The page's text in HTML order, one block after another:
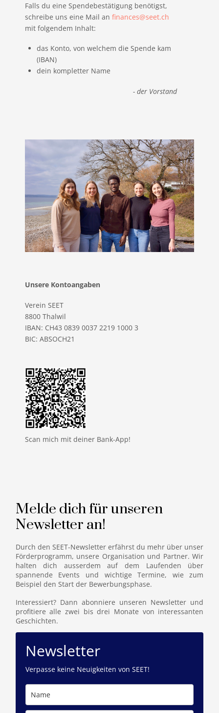
Falls du eine Spendebestätigung benötigst,
schreibe uns eine Mail anfinances@seet.ch
mit folgendem Inhalt:
das Konto, von welchem die Spende kam
(IBAN)
dein kompletter Name
- der Vorstand
Unsere Kontoangaben
Verein SEET
8800 Thalwil
IBAN: CH43 0839 0037 2219 1000 3
BIC: ABSOCH21
Scan mich mit deiner Bank-App!
Melde dich für unseren
Newsletter an!
Durch den SEET-Newsletter erfährst du mehr über unser
Förderprogramm, unsere Organisation und Partner. Wir
halten dich ausserdem auf dem Laufenden über
spannende Events und wichtige Termine, wie zum
Beispiel den Start der Bewerbungsphase.
Interessiert? Dann abonniere unseren Newsletter und
profitiere alle zwei bis drei Monate von interessanten
Geschichten.
Newsletter
Verpasse keine Neuigkeiten von SEET!